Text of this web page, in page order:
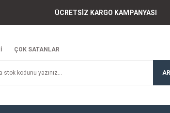
ÜCRETSİZ KARGO KAMPANYASI
ÇOK SATANLAR